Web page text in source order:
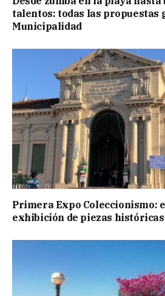
talentos: todas las propuestas
Municipalidad
Primera Expo Coleccionismo:
exhibición de piezas históricas